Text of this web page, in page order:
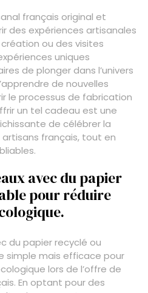
français original et
des expériences artisanales
ou des visites
uniques
de plonger dans l’univers
de nouvelles
le processus de fabrication
un tel cadeau est une
de célébrer la
français, tout en
avec du papier
pour réduire
du papier recyclé ou
simple mais efficace pour
lors de l’offre de
En optant pour des